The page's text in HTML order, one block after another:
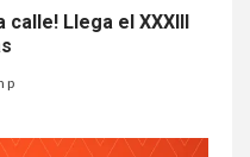
calle! Llega el XXXIII
p